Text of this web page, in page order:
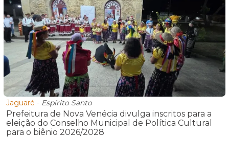
Jaguaré - Espírito Santo
Prefeitura de Nova Venécia divulga inscritos para a
eleição do Conselho Municipal de Política Cultural
para o biênio 2026/2028